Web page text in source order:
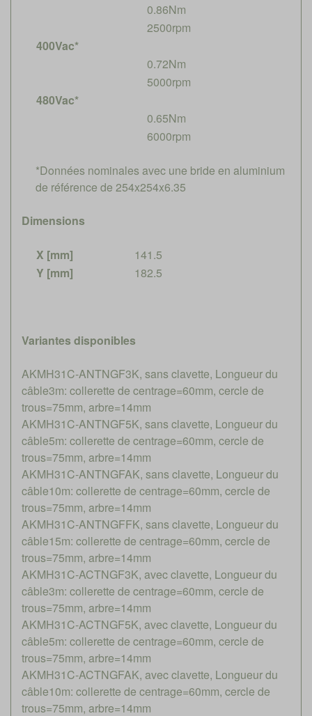
0.86Nm
2500rpm
400Vac*
0.72Nm
5000rpm
480Vac*
0.65Nm
6000rpm
*Données nominales avec une bride en aluminium
de référence de 254x254x6.35
Dimensions
X [mm]
141.5
Y [mm]
182.5
Variantes disponibles
AKMH31C-ANTNGF3K, sans clavette, Longueur du
câble3m: collerette de centrage=60mm, cercle de
trous=75mm, arbre=14mm
AKMH31C-ANTNGF5K, sans clavette, Longueur du
câble5m: collerette de centrage=60mm, cercle de
trous=75mm, arbre=14mm
AKMH31C-ANTNGFAK, sans clavette, Longueur du
câble10m: collerette de centrage=60mm, cercle de
trous=75mm, arbre=14mm
AKMH31C-ANTNGFFK, sans clavette, Longueur du
câble15m: collerette de centrage=60mm, cercle de
trous=75mm, arbre=14mm
AKMH31C-ACTNGF3K, avec clavette, Longueur du
câble3m: collerette de centrage=60mm, cercle de
trous=75mm, arbre=14mm
AKMH31C-ACTNGF5K, avec clavette, Longueur du
câble5m: collerette de centrage=60mm, cercle de
trous=75mm, arbre=14mm
AKMH31C-ACTNGFAK, avec clavette, Longueur du
câble10m: collerette de centrage=60mm, cercle de
trous=75mm, arbre=14mm